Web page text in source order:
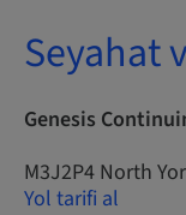
Seyahat
Genesis
M3J2P4 North
Yol tarifi al